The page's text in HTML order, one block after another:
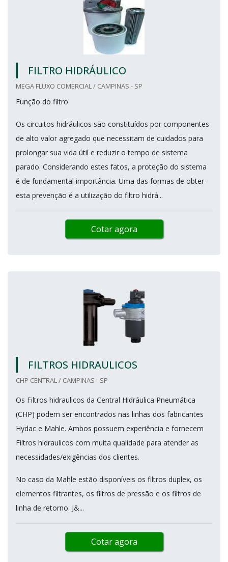
FILTRO HIDRÁULICO
MEGA FLUXO COMERCIAL / CAMPINAS - SP
Função do filtro
Os circuitos hidráulicos são constituídos por componentes
de alto valor agregado que necessitam de cuidados para
prolongar sua vida útil e reduzir o tempo de sistema
parado. Considerando estes fatos, a proteção do sistema
é de fundamental importância. Uma das formas de obter
esta prevenção é a utilização do filtro hidrá...
Cotar agora
FILTROS HIDRAULICOS
CHP CENTRAL / CAMPINAS - SP
Os Filtros hidraulicos da Central Hidráulica Pneumática
(CHP) podem ser encontrados nas linhas dos fabricantes
Hydac e Mahle. Ambos possuem experiência e fornecem
Filtros hidraulicos com muita qualidade para atender as
necessidades/exigências dos clientes.
No caso da Mahle estão disponíveis os filtros duplex, os
elementos filtrantes, os filtros de pressão e os filtros de
linha de retorno. J&...
Cotar agora